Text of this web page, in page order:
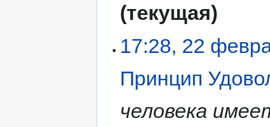
текущая
17:28, 22
Принцип
человека